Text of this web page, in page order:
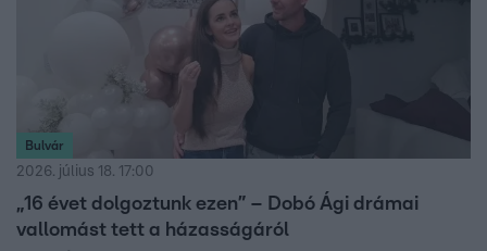
Bulvár
2026. július 18. 17:00
„16 évet dolgoztunk ezen” – Dobó Ági drámai
vallomást tett a házasságáról